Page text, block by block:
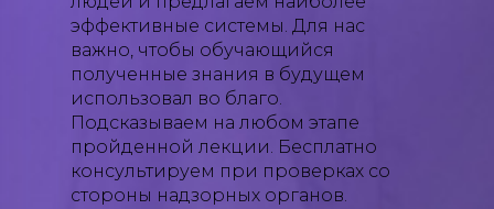
эффективные системы. Для нас
важно, чтобы обучающийся
полученные знания в будущем
использовал во благо.
Подсказываем на любом этапе
пройденной лекции. Бесплатно
консультируем при проверках со
стороны надзорных органов.